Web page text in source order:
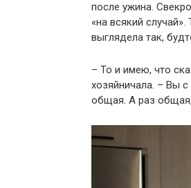
после ужина.
«на всякий
выглядела так,
– То и имею, что
хозяйничала. – Вы
общая. А раз